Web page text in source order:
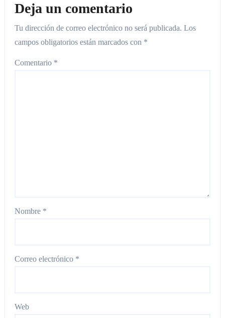
Deja un comentario
Tu dirección de correo electrónico no será publicada. Los
campos obligatorios están marcados con *
Comentario *
Nombre *
Correo electrónico *
Web